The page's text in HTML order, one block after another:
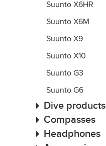
Suunto X6HR
Suunto X6M
Suunto X9
Suunto X10
Suunto G3
Suunto G6
Dive products
Compasses
Headphones